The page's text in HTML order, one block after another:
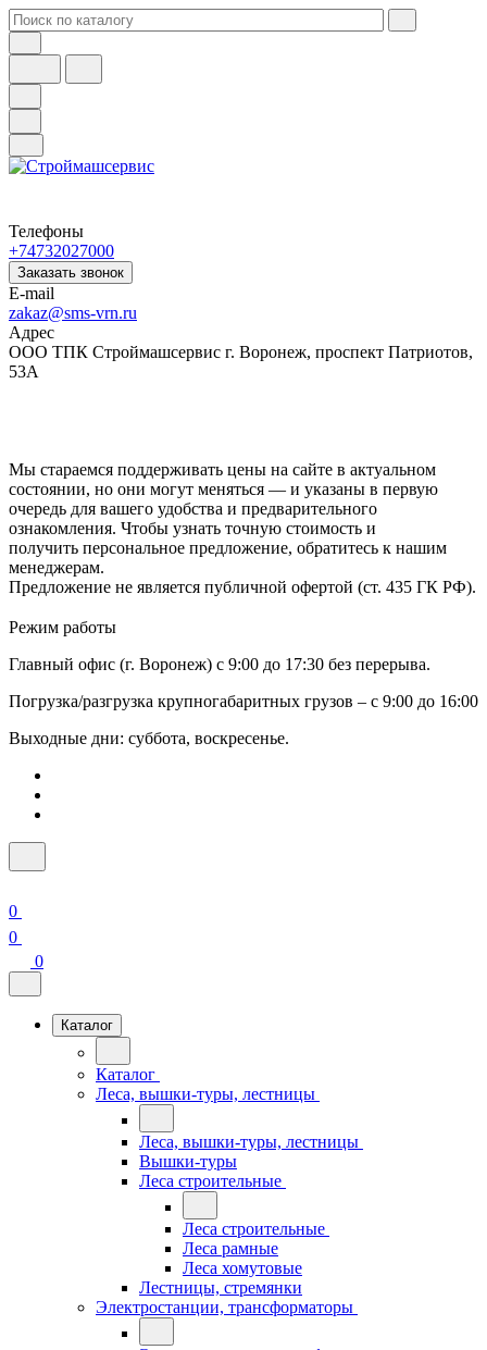
Телефоны
+74732027000
Заказать звонок
E-mail
zakaz@sms-vrn.ru
Адрес
ООО ТПК Строймашсервис г. Воронеж, проспект Патриотов,
53А
Мы стараемся поддерживать цены на сайте в актуальном
состоянии, но они могут меняться — и указаны в первую
очередь для вашего удобства и предварительного
ознакомления. Чтобы узнать точную стоимость и
получить персональное предложение, обратитесь к нашим
менеджерам.
Предложение не является публичной офертой (ст. 435 ГК РФ).
Режим работы
Главный офис (г. Воронеж) с 9:00 до 17:30 без перерыва.
Погрузка/разгрузка крупногабаритных грузов – с 9:00 до 16:00
Выходные дни: суббота, воскресенье.
0
0
0
Каталог
Каталог
Леса, вышки-туры, лестницы
Леса, вышки-туры, лестницы
Вышки-туры
Леса строительные
Леса строительные
Леса рамные
Леса хомутовые
Лестницы, стремянки
Электростанции, трансформаторы